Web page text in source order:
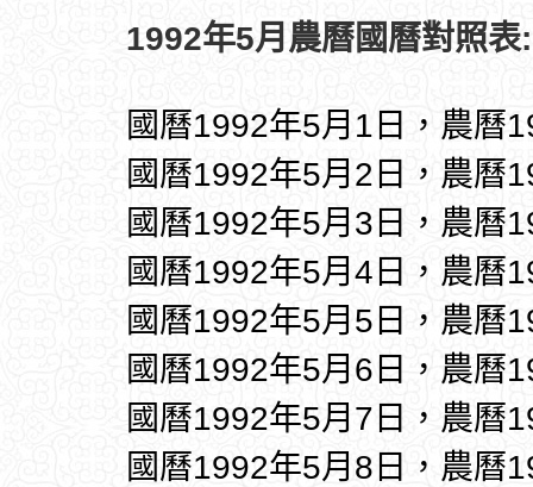
1992年5月農曆國曆對照表:
國曆1992年5月1日，農曆
國曆1992年5月2日，農曆
國曆1992年5月3日，農曆
國曆1992年5月4日，農曆
國曆1992年5月5日，農曆
國曆1992年5月6日，農曆
國曆1992年5月7日，農曆
國曆1992年5月8日，農曆